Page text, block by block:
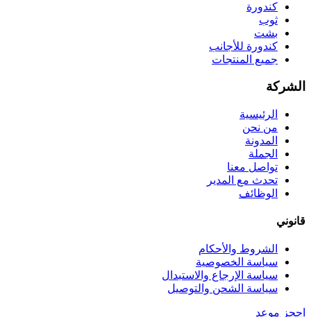
كندورة
ثوب
بشت
كندورة للأجانب
جميع المنتجات
الشركة
الرئيسية
من نحن
المدونة
الجملة
تواصل معنا
تحدث مع المدير
الوظائف
قانوني
الشروط والأحكام
سياسة الخصوصية
سياسة الإرجاع والاستبدال
سياسة الشحن والتوصيل
احجز موعد